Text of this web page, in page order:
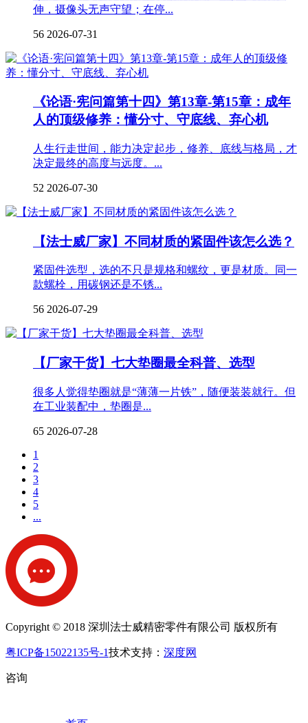
伸，摄像头无声守望；在停...
56 2026-07-31
《论语·宪问篇第十四》第13章-第15章：成年
人的顶级修养：懂分寸、守底线、弃心机
人生行走世间，能力决定起步，修养、底线与格局，才
决定最终的高度与远度。...
52 2026-07-30
【法士威厂家】不同材质的紧固件该怎么选？
紧固件选型，选的不只是规格和螺纹，更是材质。同一
款螺栓，用碳钢还是不锈...
56 2026-07-29
【厂家干货】七大垫圈最全科普、选型
很多人觉得垫圈就是“薄薄一片铁”，随便装装就行。但
在工业装配中，垫圈是...
65 2026-07-28
1
2
3
4
5
...
Copyright © 2018 深圳法士威精密零件有限公司 版权所有
粤ICP备15022135号-1技术支持： 深度网
咨询